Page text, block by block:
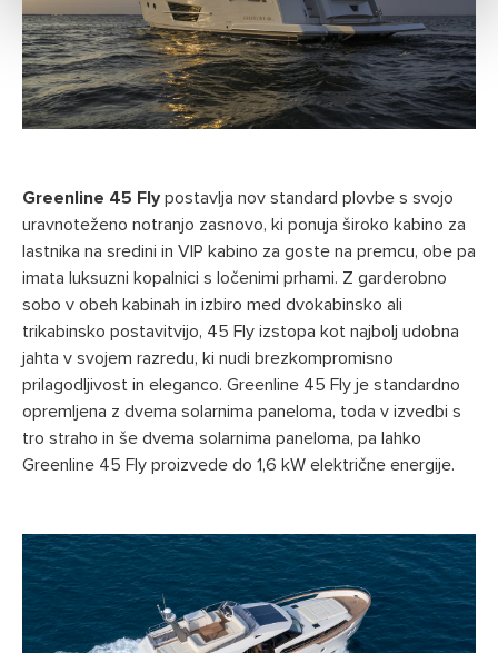
Greenline 45 Flypostavlja nov standard plovbe s svojo
uravnoteženo notranjo zasnovo, ki ponuja široko kabino za
lastnika na sredini in VIP kabino za goste na premcu, obe pa
imata luksuzni kopalnici s ločenimi prhami. Z garderobno
sobo v obeh kabinah in izbiro med dvokabinsko ali
trikabinsko postavitvijo, 45 Fly izstopa kot najbolj udobna
jahta v svojem razredu, ki nudi brezkompromisno
prilagodljivost in eleganco. Greenline 45 Fly je standardno
opremljena z dvema solarnima paneloma, toda v izvedbi s
tro straho in še dvema solarnima paneloma, pa lahko
Greenline 45 Fly proizvede do 1,6 kW električne energije.